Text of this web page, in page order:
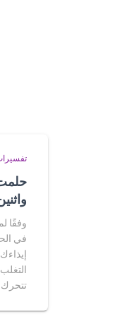
وفقًا
في